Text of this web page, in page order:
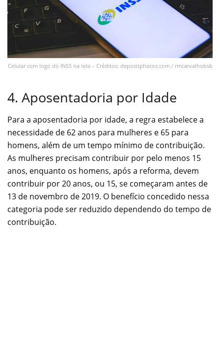
Celular com logo do INSS na tela – Créditos: depositphotos.com / rmcarvalhobsb
4. Aposentadoria por Idade
Para a aposentadoria por idade, a regra estabelece a
necessidade de 62 anos para mulheres e 65 para
homens, além de um tempo mínimo de contribuição.
As mulheres precisam contribuir por pelo menos 15
anos, enquanto os homens, após a reforma, devem
contribuir por 20 anos, ou 15, se começaram antes de
13 de novembro de 2019. O benefício concedido nessa
categoria pode ser reduzido dependendo do tempo de
contribuição.